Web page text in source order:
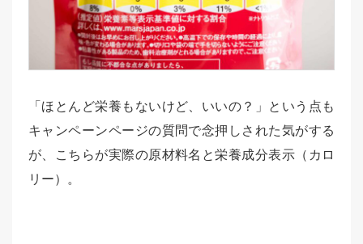
「ほとんど栄養もないけど、いいの？」という点も
キャンペーンページの質問で念押しされた気がする
が、こちらが実際の原材料名と栄養成分表示（カロ
リー）。